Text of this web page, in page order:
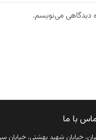
دیدگاهی می‌نویسم.
با ما